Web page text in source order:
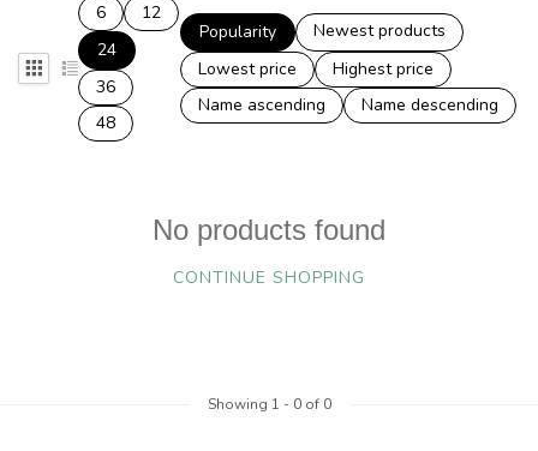
6
12
24
36
48
Popularity
Newest products
Lowest price
Highest price
Name ascending
Name descending
No products found
CONTINUE SHOPPING
Showing 1 - 0of 0